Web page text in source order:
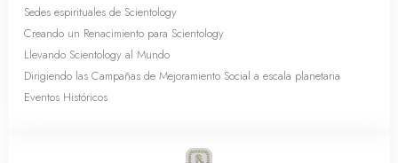
Sedes espirituales de Scientology
Creando un Renacimiento para Scientology
Llevando Scientology al Mundo
Dirigiendo las Campañas de Mejoramiento Social a escala planetaria
Eventos Históricos